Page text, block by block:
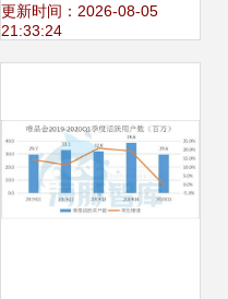
互联未来
更新时间：2026-08-05
21:33:24